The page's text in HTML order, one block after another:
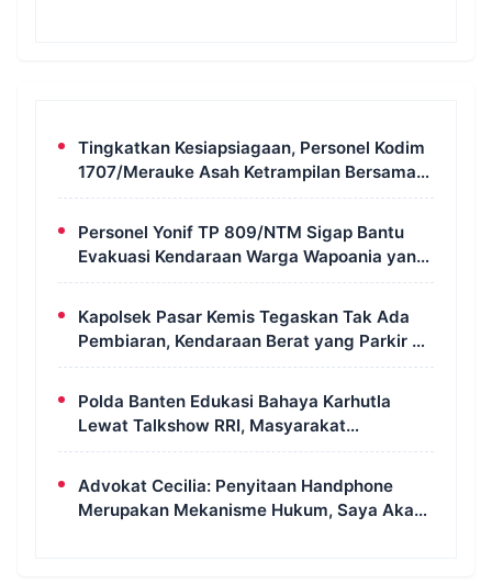
Tingkatkan Kesiapsiagaan, Personel Kodim
1707/Merauke Asah Ketrampilan Bersama
Petugas Damkar
Personel Yonif TP 809/NTM Sigap Bantu
Evakuasi Kendaraan Warga Wapoania yang
Terperosok ke Jurang
Kapolsek Pasar Kemis Tegaskan Tak Ada
Pembiaran, Kendaraan Berat yang Parkir di
Bahu Jalan Langsung Ditertibkan
Polda Banten Edukasi Bahaya Karhutla
Lewat Talkshow RRI, Masyarakat
Diingatkan Ancaman Pidana Pembakaran
Advokat Cecilia: Penyitaan Handphone
Merupakan Mekanisme Hukum, Saya Akan